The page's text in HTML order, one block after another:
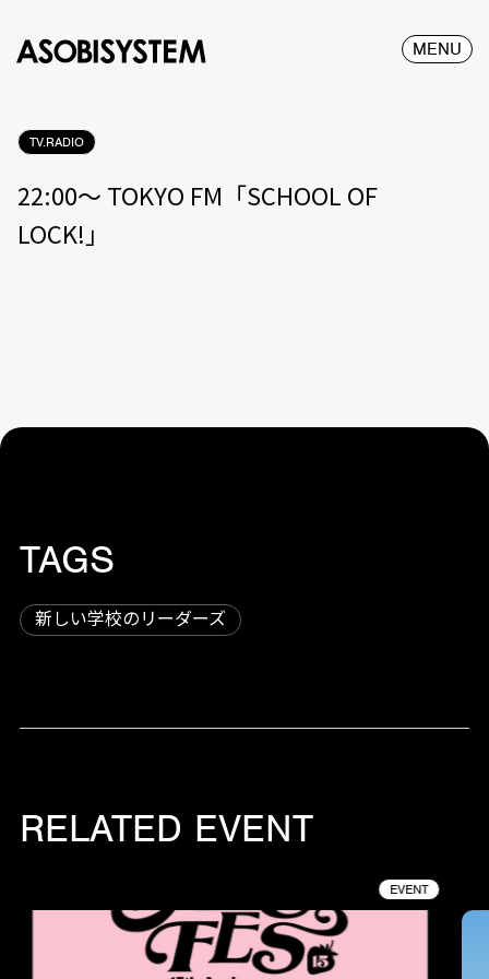
MENU
TV.RADIO
22:00〜 TOKYO FM「SCHOOL OF
LOCK!」
TAGS
新しい学校のリーダーズ
RELATED EVENT
EVENT